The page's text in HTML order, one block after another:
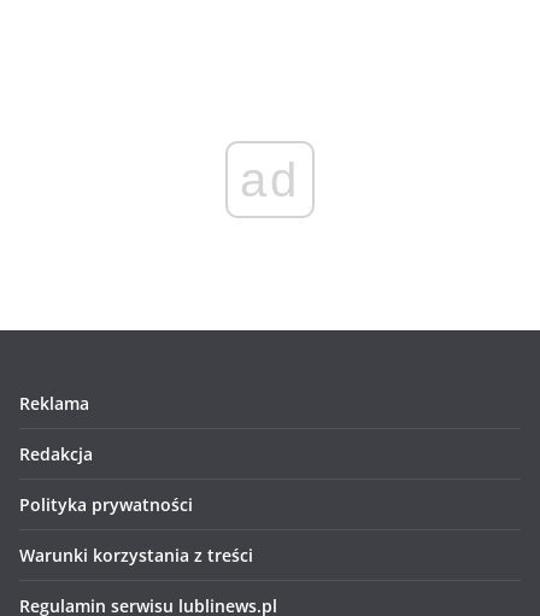
ad
Reklama
Redakcja
Polityka prywatności
Warunki korzystania z treści
Regulamin serwisu lublinews.pl